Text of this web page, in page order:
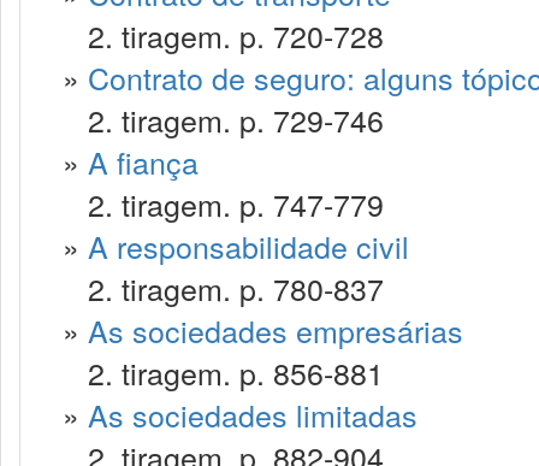
2. tiragem. p. 720-728
» Contrato de seguro: alguns
2. tiragem. p. 729-746
» A fiança
2. tiragem. p. 747-779
» A responsabilidade civil
2. tiragem. p. 780-837
» As sociedades empresárias
2. tiragem. p. 856-881
» As sociedades limitadas
2. tiragem. p. 882-904